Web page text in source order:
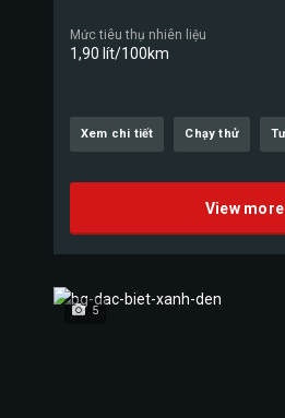
Mức tiêu thụ nhiên liệu
1,90 lít/100km
Xem chi tiết Chạy thử
View more
5